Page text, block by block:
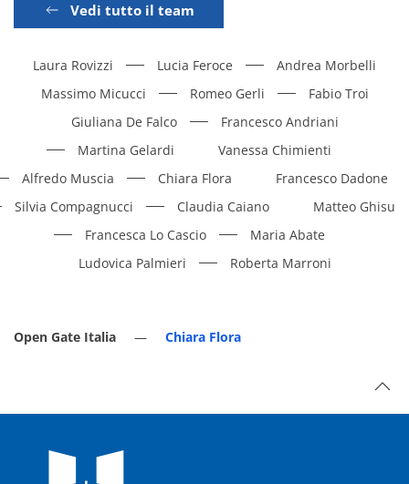
Vedi tutto il team
Laura Rovizzi Lucia Feroce
Andrea Morbelli
Massimo Micucci
Romeo Gerli
Fabio Troi
Giuliana De Falco
Francesco Andriani
Martina Gelardi
Vanessa Chimienti
Alfredo Muscia
Chiara Flora
Francesco Dadone
Silvia Compagnucci
Claudia Caiano
Matteo Ghisu
Francesca Lo Cascio
Maria Abate
Ludovica Palmieri
Roberta Marroni
Open Gate Italia Chiara Flora